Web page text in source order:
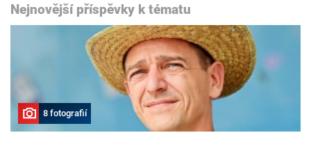
Nejnovější příspěvky k tématu
8 fotografií